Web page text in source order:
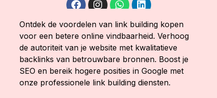
Ontdek de voordelen van link building kopen
voor een betere online vindbaarheid. Verhoog
de autoriteit van je website met kwalitatieve
backlinks van betrouwbare bronnen. Boost je
SEO en bereik hogere posities in Google met
onze professionele link building diensten.